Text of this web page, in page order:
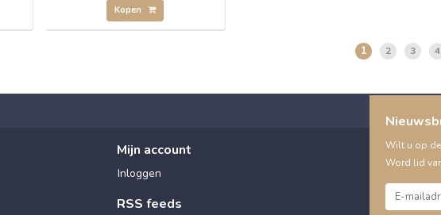
Kopen
1 2 3 4
Mijn account
Inloggen
RSS feeds
Wilt u op
Word lid